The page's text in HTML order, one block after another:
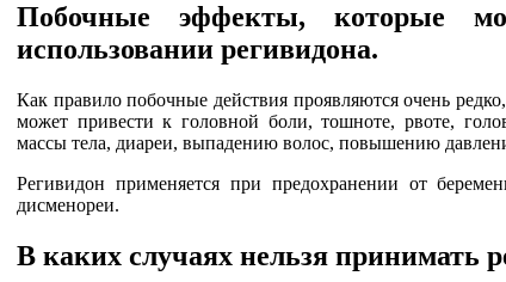
Побочные эффекты, которые
использовании регивидона.
Как правило побочные действия проявляются очень
может привести к головной боли, тошноте, рвоте,
массы тела, диареи, выпадению волос, повышению
Регивидон применяется при предохранении от
дисменореи.
В каких случаях нельзя принимать